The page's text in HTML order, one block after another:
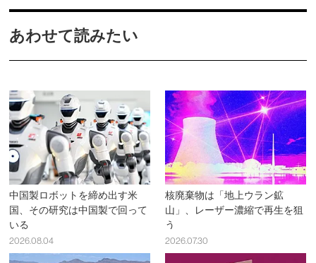
あわせて読みたい
中国製ロボットを締め出す米
国、その研究は中国製で回って
いる
2026.08.04
核廃棄物は「地上ウラン鉱
山」、レーザー濃縮で再生を狙
う
2026.07.30